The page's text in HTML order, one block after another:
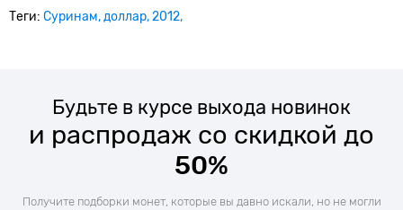
Теги: Суринам доллар 2012
Будьте в курсе выхода новинок
и распродаж со скидкой до
50%
Получите подборки монет, которые вы давно искали, но не могли